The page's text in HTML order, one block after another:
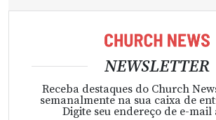
NEWSLETTER
Receba destaques do Church
semanalmente na sua caixa de
Digite seu endereço de e-mail